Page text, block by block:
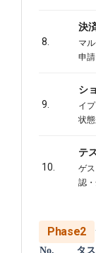
8.
決
マ
申請
9.
シ
イ
状
10.
テ
ゲ
認
Phase2
No. タ